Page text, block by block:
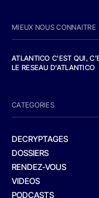
MIEUX NOUS CONNAITRE
ATLANTICO C'EST QUI,
LE RESEAU D'ATLANTICO
CATEGORIES
DECRYPTAGES
DOSSIERS
RENDEZ-VOUS
VIDEOS
PODCASTS